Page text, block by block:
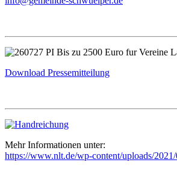
Download Pressemitteilung
Mehr Informationen unter:
https://www.nlt.de/wp-content/uploads/